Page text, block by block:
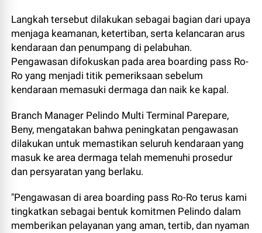
Langkah tersebut dilakukan sebagai bagian dari upaya
menjaga keamanan, ketertiban, serta kelancaran arus
kendaraan dan penumpang di pelabuhan.
Pengawasan difokuskan pada area boarding pass Ro-
Ro yang menjadi titik pemeriksaan sebelum
kendaraan memasuki dermaga dan naik ke kapal.
Branch Manager Pelindo Multi Terminal Parepare,
Beny, mengatakan bahwa peningkatan pengawasan
dilakukan untuk memastikan seluruh kendaraan yang
masuk ke area dermaga telah memenuhi prosedur
dan persyaratan yang berlaku.
"Pengawasan di area boarding pass Ro-Ro terus kami
tingkatkan sebagai bentuk komitmen Pelindo dalam
memberikan pelayanan yang aman, tertib, dan nyaman